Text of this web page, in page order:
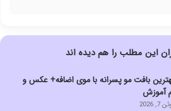
این مطلب را هم دیده اند
بهترین بافت مو پسرانه با موی اضافه+ عکس و
آموزش
7, 2026